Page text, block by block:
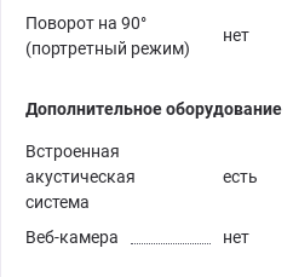
Поворот на 90°
(портретный режим)
нет
Дополнительное оборудование
Встроенная
акустическая
система
есть
Веб-камера нет